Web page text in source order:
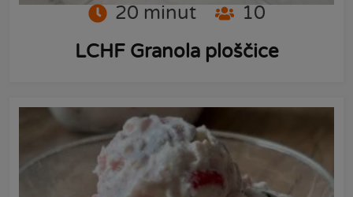
20 minut
10
LCHF Granola ploščice